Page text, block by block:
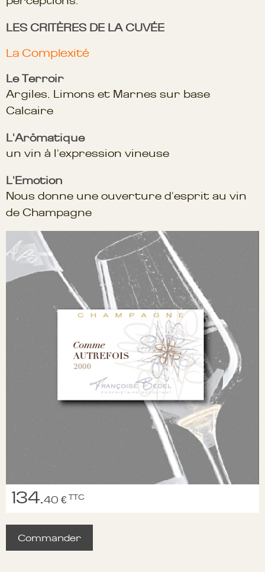
LES CRITÈRES DE LA CUVÉE
La Complexité
Le Terroir
Argiles, Limons et Marnes sur base
Calcaire
L'Arômatique
un vin à l'expression vineuse
L'Emotion
Nous donne une ouverture d'esprit au vin
de Champagne
134.40 € TTC
Commander